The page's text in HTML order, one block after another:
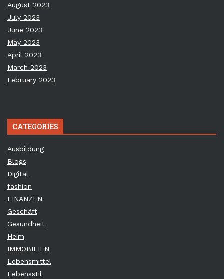
August 2023
July 2023
June 2023
May 2023
April 2023
March 2023
February 2023
CATEGORIES
Ausbildung
Blogs
Digital
fashion
FINANZEN
Geschäft
Gesundheit
Heim
IMMOBILIEN
Lebensmittel
Lebensstil